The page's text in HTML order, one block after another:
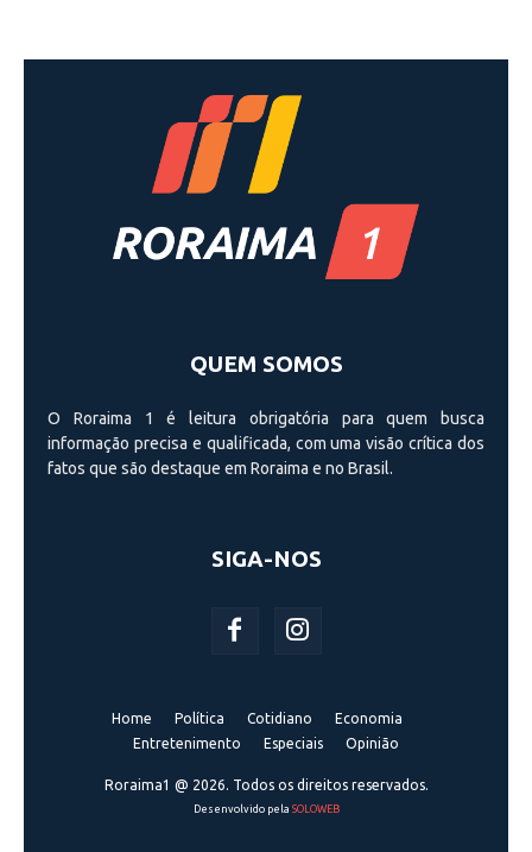
QUEM SOMOS
O Roraima 1 é leitura obrigatória para quem busca
informação precisa e qualificada, com uma visão crí­tica dos
fatos que são destaque em Roraima e no Brasil.
SIGA-NOS
Home Política Cotidiano
Economia
Entretenimento
Especiais Opinião
Roraima1 @ 2026. Todos os direitos reservados.
Desenvolvido pela SOLOWEB